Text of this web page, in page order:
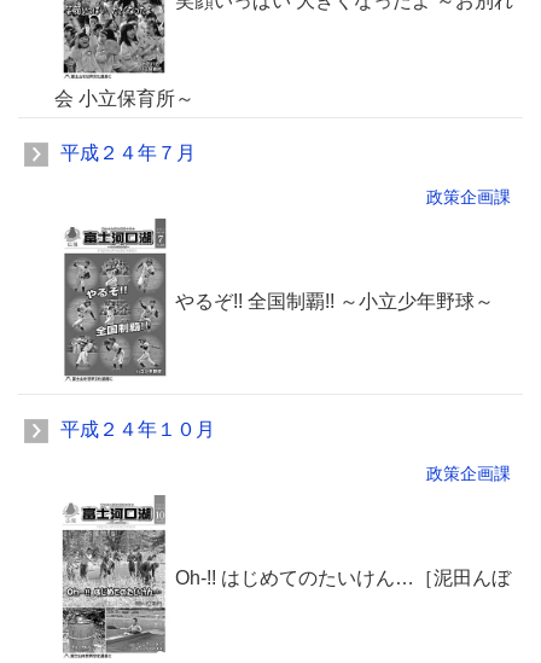
会 小立保育所～
平成２４年７月
政策企画課
やるぞ!! 全国制覇!! ～小立少年野球～
平成２４年１０月
政策企画課
Oh-!! はじめてのたいけん…［泥田んぼ